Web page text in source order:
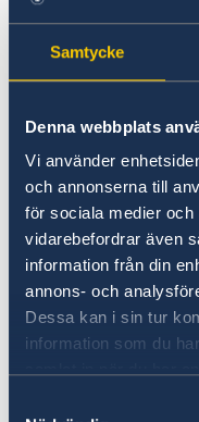
Samtycke
Denna webbplats
Vi använder
och annonserna till
för sociala medier
vidarebefordrar även
information från din
annons- och
Dessa kan i sin tur
information som du
Ambassaden
större
eftersom dessa
våldsamma
Elransonering
kortare och
samband med
Resande
kända på plats.